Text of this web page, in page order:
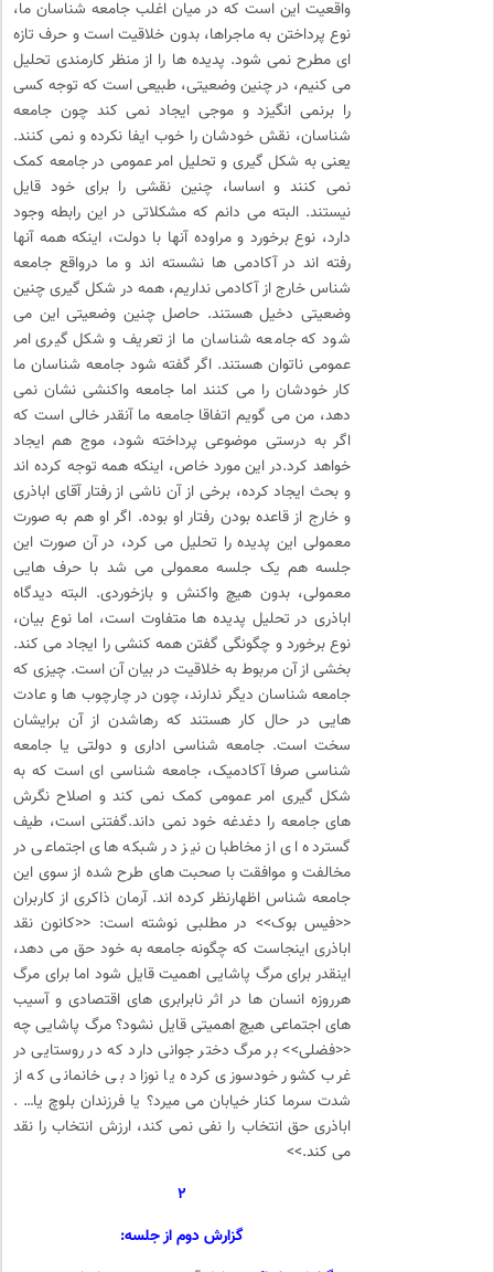
واقعیت این است که در میان اغلب جامعه شناسان ما،
نوع پرداختن به ماجراها، بدون خلاقیت است و حرف تازه
ای مطرح نمی شود. پدیده ها را از منظر کارمندی تحلیل
می کنیم، در چنین وضعیتی، طبیعی است که توجه کسی
را برنمی انگیزد و موجی ایجاد نمی کند چون جامعه
شناسان، نقش خودشان را خوب ایفا نکرده و نمی کنند.
یعنی به شکل گیری و تحلیل امر عمومی در جامعه کمک
نمی کنند و اساسا، چنین نقشی را برای خود قایل
نیستند. البته می دانم که مشکلاتی در این رابطه وجود
دارد، نوع برخورد و مراوده آنها با دولت، اینکه همه آنها
رفته اند در آکادمی ها نشسته اند و ما درواقع جامعه
شناس خارج از آکادمی نداریم، همه در شکل گیری چنین
وضعیتی دخیل هستند. حاصل چنین وضعیتی این می
شود که جامعه شناسان ما از تعریف و شکل گیری امر
عمومی ناتوان هستند. اگر گفته شود جامعه شناسان ما
کار خودشان را می کنند اما جامعه واکنشی نشان نمی
دهد، من می گویم اتفاقا جامعه ما آنقدر خالی است که
اگر به درستی موضوعی پرداخته شود، موج هم ایجاد
خواهد کرد.در این مورد خاص، اینکه همه توجه کرده اند
و بحث ایجاد کرده، برخی از آن ناشی از رفتار آقای اباذری
و خارج از قاعده بودن رفتار او بوده. اگر او هم به صورت
معمولی این پدیده را تحلیل می کرد، در آن صورت این
جلسه هم یک جلسه معمولی می شد با حرف هایی
معمولی، بدون هیچ واکنش و بازخوردی. البته دیدگاه
اباذری در تحلیل پدیده ها متفاوت است، اما نوع بیان،
نوع برخورد و چگونگی گفتن همه کنشی را ایجاد می کند.
بخشی از آن مربوط به خلاقیت در بیان آن است. چیزی که
جامعه شناسان دیگر ندارند، چون در چارچوب ها و عادت
هایی در حال کار هستند که رهاشدن از آن برایشان
سخت است. جامعه شناسی اداری و دولتی یا جامعه
شناسی صرفا آکادمیک، جامعه شناسی ای است که به
شکل گیری امر عمومی کمک نمی کند و اصلاح نگرش
های جامعه را دغدغه خود نمی داند.گفتنی است، طیف
گسترده ای از مخاطبان نیز در شبکه های اجتماعی در
مخالفت و موافقت با صحبت های طرح شده از سوی این
جامعه شناس اظهارنظر کرده اند. آرمان ذاکری از کاربران
<<فیس بوک>> در مطلبی نوشته است: <<کانون نقد
اباذری اینجاست که چگونه جامعه به خود حق می دهد،
اینقدر برای مرگ پاشایی اهمیت قایل شود اما برای مرگ
هرروزه انسان ها در اثر نابرابری های اقتصادی و آسیب
های اجتماعی هیچ اهمیتی قایل نشود؟ مرگ پاشایی چه
<<فضلی>> بر مرگ دختر جوانی دارد که در روستایی در
غرب کشور خودسوزی کرده یا نوزاد بی خانمانی که از
شدت سرما کنار خیابان می میرد؟ یا فرزندان بلوچ یا… .
اباذری حق انتخاب را نفی نمی کند، ارزش انتخاب را نقد
می کند.>>
۲
گزارش دوم از جلسه: